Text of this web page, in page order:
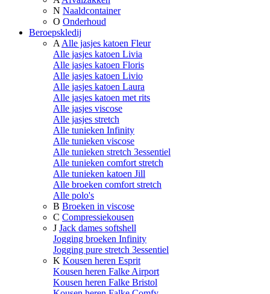
N Naaldcontainer
O Onderhoud
Beroepskledij
A Alle jasjes katoen Fleur
Alle jasjes katoen Livia
Alle jasjes katoen Floris
Alle jasjes katoen Livio
Alle jasjes katoen Laura
Alle jasjes katoen met rits
Alle jasjes viscose
Alle jasjes stretch
Alle tunieken Infinity
Alle tunieken viscose
Alle tunieken stretch 3essentiel
Alle tunieken comfort stretch
Alle tunieken katoen Jill
Alle broeken comfort stretch
Alle polo's
B Broeken in viscose
C Compressiekousen
J Jack dames softshell
Jogging broeken Infinity
Jogging pure stretch 3essentiel
K Kousen heren Esprit
Kousen heren Falke Airport
Kousen heren Falke Bristol